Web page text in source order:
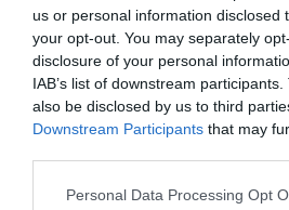
us or personal information disclosed
your opt-out. You may separately
disclosure of your personal
IAB’s list of downstream
also be disclosed by us to third
Downstream Participants that may
Personal Data Processing Opt
son las patentes
Eulogio López
Isabel Pantoja
con Hacienda